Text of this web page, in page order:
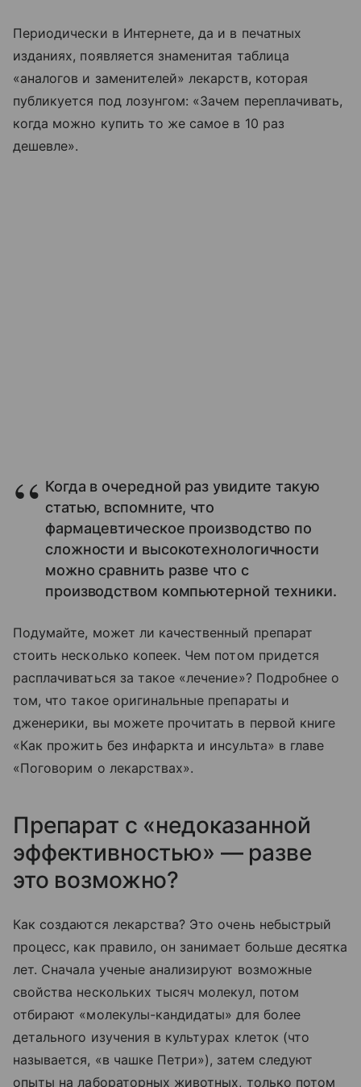
Периодически в Интернете, да и в печатных
изданиях, появляется знаменитая таблица
«аналогов и заменителей» лекарств, которая
публикуется под лозунгом: «Зачем переплачивать,
когда можно купить то же самое в 10 раз
дешевле».
Когда в очередной раз увидите такую
статью, вспомните, что
фармацевтическое производство по
сложности и высокотехнологичности
можно сравнить разве что с
производством компьютерной техники.
Подумайте, может ли качественный препарат
стоить несколько копеек. Чем потом придется
расплачиваться за такое «лечение»? Подробнее о
том, что такое оригинальные препараты и
дженерики, вы можете прочитать в первой книге
«Как прожить без инфаркта и инсульта» в главе
«Поговорим о лекарствах».
Препарат с «недоказанной
эффективностью» — разве
это возможно?
Как создаются лекарства? Это очень небыстрый
процесс, как правило, он занимает больше десятка
лет. Сначала ученые анализируют возможные
свойства нескольких тысяч молекул, потом
отбирают «молекулы-кандидаты» для более
детального изучения в культурах клеток (что
называется, «в чашке Петри»), затем следуют
опыты на лабораторных животных, только потом